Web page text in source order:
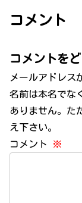
コメント
コメントを
メールアドレス
名前は本名でな
ありません。た
え下さい。
コメント
※